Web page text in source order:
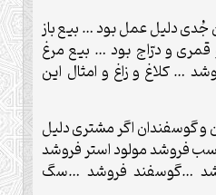
دليل عمل بود … بيع باز
و درّاج بود … بيع مرغ
… كلاغ و زاغ ‏و امثال اين
و گوسفندان اگر مشترى دليل
فروشد مولود استر فروشد
…گوسفند فروشد …سگ